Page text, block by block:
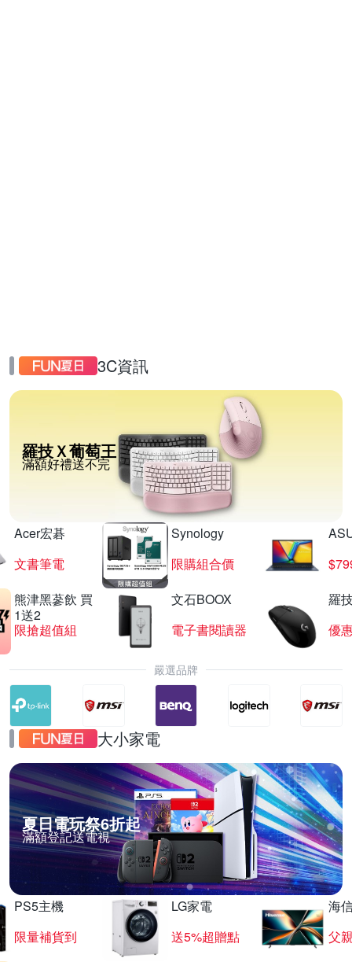
3C資訊
羅技Ｘ葡萄王
滿額好禮送不完
Acer宏碁
文書筆電
Synology
限購組合價
熊津黑蔘飲 買
1送2
限搶超值組
文石BOOX
電子書閱讀器
羅
優
嚴選品牌
大小家電
夏日電玩祭6折起
滿額登記送電視
PS5主機
限量補貨到
LG家電
送5%超贈點
海
父